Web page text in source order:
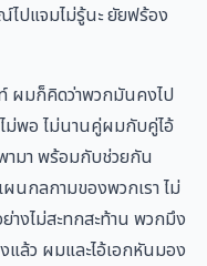
ไปแจมไม่รู้นะ ยัยฟร้อง
ผมก็คิดว่าพวกมันคงไป
ม่พอ ไม่นานคู่ผมกับคู่ไอ้
ามา พร้อมกับช่วยกัน
ผนกลกามของพวกเรา ไม่
งไม่สะทกสะท้าน พวกมึง
ล้ว ผมและไอ้เอกหันมอง